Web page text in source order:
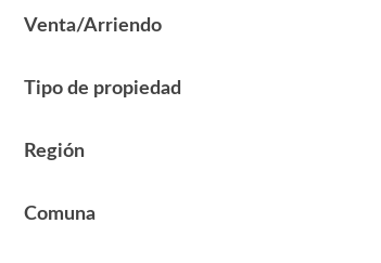
Venta/Arriendo
Tipo de propiedad
Región
Comuna